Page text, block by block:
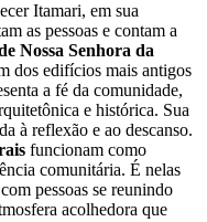
Itamari, em sua
as pessoas e contam a
Nossa Senhora da
dos edifícios mais antigos
a fé da comunidade,
e histórica. Sua
à reflexão e ao descanso.
funcionam como
comunitária. É nelas
pessoas se reunindo
acolhedora que